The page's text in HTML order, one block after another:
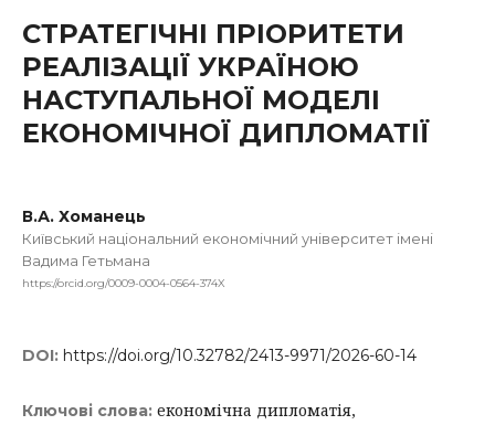
СТРАТЕГІЧНІ ПРІОРИТЕТИ
РЕАЛІЗАЦІЇ УКРАЇНОЮ
НАСТУПАЛЬНОЇ МОДЕЛІ
ЕКОНОМІЧНОЇ ДИПЛОМАТІЇ
В.А. Хоманець
Київський національний економічний університет імені
Вадима Гетьмана
https://orcid.org/0009-0004-0564-374X
DOI: https://doi.org/10.32782/2413-9971/2026-60-14
Ключові слова: економічна дипломатія,